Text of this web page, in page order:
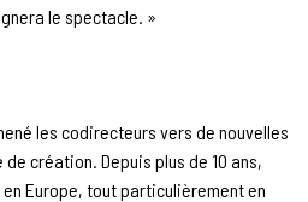
le spectacle. »
les codirecteurs vers de nouvelles
création. Depuis plus de 10 ans,
Europe, tout particulièrement en